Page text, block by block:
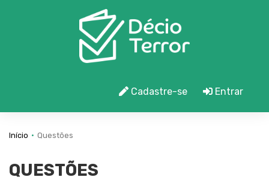
Cadastre-se Entrar
Início Questões
QUESTÕES